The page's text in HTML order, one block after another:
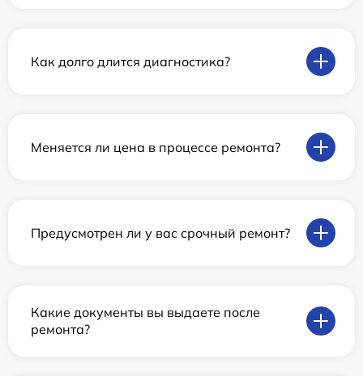
Как долго длится диагностика?
Меняется ли цена в процессе ремонта?
Предусмотрен ли у вас срочный ремонт?
Какие документы вы выдаете после
ремонта?